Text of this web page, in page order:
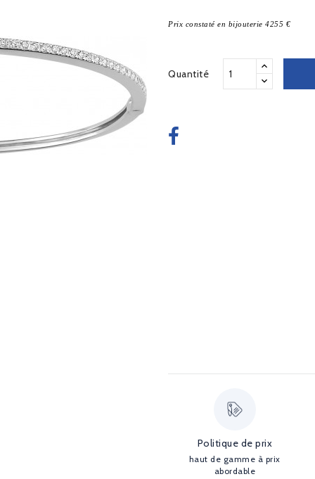
Prix constaté en bijouterie 4255 €
Quantité
Politique de prix
haut de gamme à prix
abordable